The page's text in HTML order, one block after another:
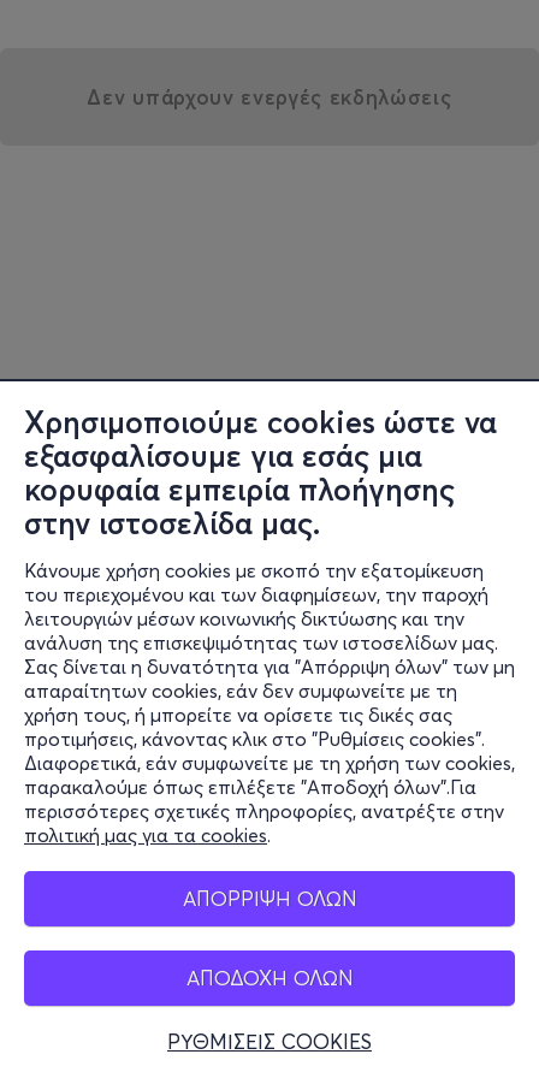
Χρησιμοποιούμε cookies ώστε να
εξασφαλίσουμε για εσάς μια
κορυφαία εμπειρία πλοήγησης
στην ιστοσελίδα μας.
Κάνουμε χρήση cookies με σκοπό την εξατομίκευση
του περιεχομένου και των διαφημίσεων, την παροχή
λειτουργιών μέσων κοινωνικής δικτύωσης και την
ανάλυση της επισκεψιμότητας των ιστοσελίδων μας.
Σας δίνεται η δυνατότητα για "Απόρριψη όλων" των μη
απαραίτητων cookies, εάν δεν συμφωνείτε με τη
χρήση τους, ή μπορείτε να ορίσετε τις δικές σας
προτιμήσεις, κάνοντας κλικ στο "Ρυθμίσεις cookies".
Διαφορετικά, εάν συμφωνείτε με τη χρήση των cookies,
παρακαλούμε όπως επιλέξετε "Αποδοχή όλων".Για
περισσότερες σχετικές πληροφορίες, ανατρέξτε στην
πολιτική μας για τα cookies.
ΑΠΟΡΡΙΨΗ ΟΛΩΝ
ΑΠΟΔΟΧΗ ΟΛΩΝ
ΡΥΘΜΙΣΕΙΣ COOKIES
Δεν υπάρχουν ενεργές εκδηλώσεις